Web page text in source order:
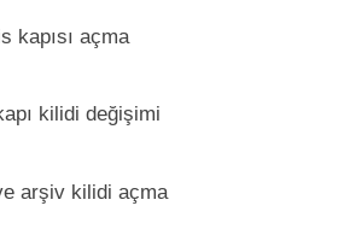
kapısı açma
kilidi değişimi
arşiv kilidi açma